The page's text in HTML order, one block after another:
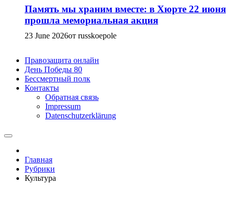
Память мы храним вместе: в Хюрте 22 июня
прошла мемориальная акция
23 June 2026от russkoepole
Правозащита онлайн
День Победы 80
Бессмертный полк
Контакты
Обратная связь
Impressum
Datenschutzerklärung
Главная
Рубрики
Культура